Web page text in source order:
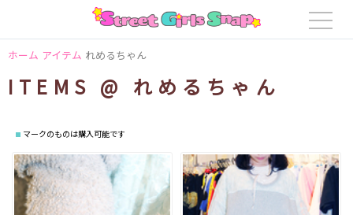
ホーム アイテム れめるちゃん
ITEMS @ れめるちゃん
マークのものは購入可能です